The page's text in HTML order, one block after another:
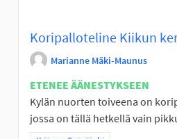
Koripalloteline Kiikun
Marianne Mäki-Maunus
ETENEE ÄÄNESTYKSEEN
Kylän nuorten toiveena on
jossa on tällä hetkellä vain